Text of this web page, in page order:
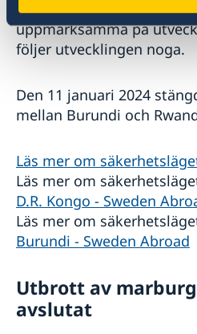
uppmanar ambassaden
uppmärksamma på
följer utvecklingen noga.
Den 11 januari 2024
mellan Burundi och
Läs mer om
Läs mer om
D.R. Kongo - Sweden
Läs mer om
Burundi - Sweden Abroad
Utbrott av
avslutat